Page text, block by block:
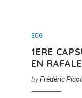
ECG
1ERE
EN RAFALE
byFrédéric